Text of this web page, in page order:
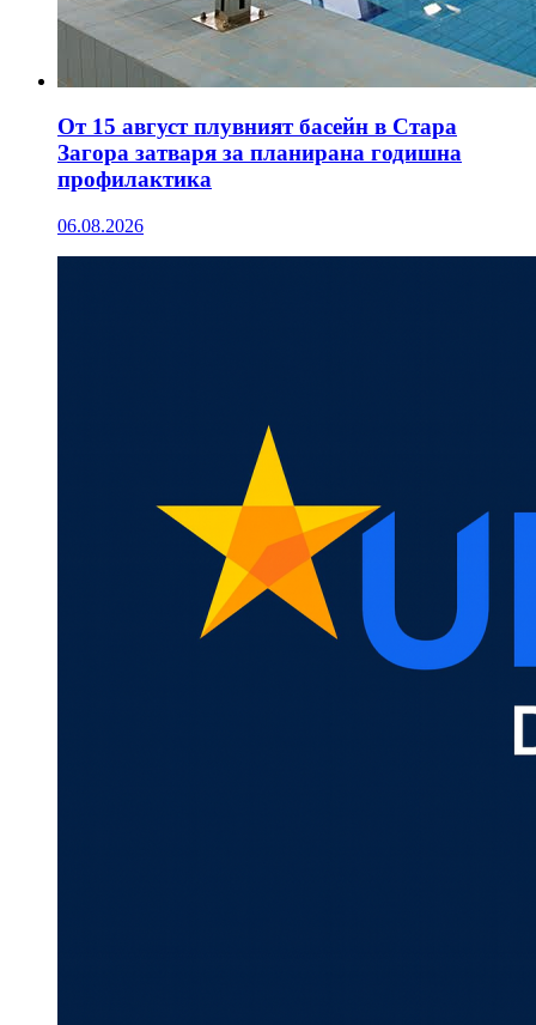
От 15 август плувният басейн в Стара
Загора затваря за планирана годишна
профилактика
06.08.2026